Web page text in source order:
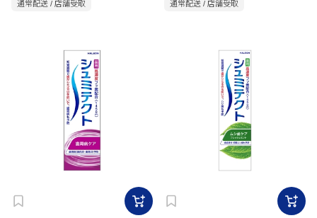
通常配送 / 店舗受取 通常配送 / 店舗受取